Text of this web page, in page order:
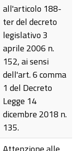
all'articolo 188-
ter del decreto
legislativo 3
aprile 2006 n.
152, ai sensi
dell'art. 6 comma
1 del Decreto
Legge 14
dicembre 2018 n.
135.
Attenzione alle